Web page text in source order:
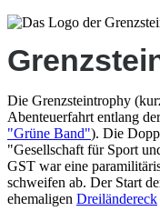
Die Grenzsteintrophy
Abenteuerfahrt entlang
"Grüne Band"). Die
"Gesellschaft für Sport
GST war eine
schweifen ab. Der Start
ehemaligen Dreiländereck